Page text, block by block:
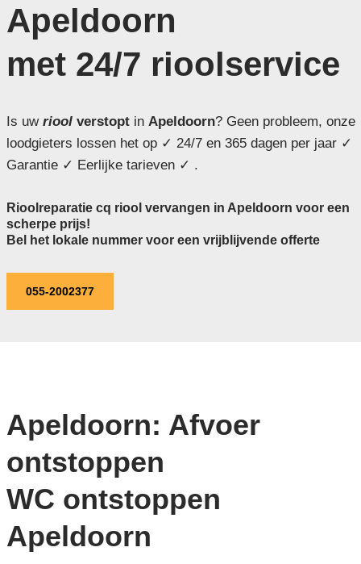
Apeldoorn
met 24/7 rioolservice
Is uw rioolverstoptin Apeldoorn? Geen probleem, onze
loodgieters lossen het op ✓ 24/7 en 365 dagen per jaar ✓
Garantie ✓ Eerlijke tarieven ✓ .
Rioolreparatie cq riool vervangen in Apeldoorn voor een
scherpe prijs!
Bel het lokale nummer voor een vrijblijvende offerte
055-2002377
Apeldoorn: Afvoer
ontstoppen
WC ontstoppen
Apeldoorn